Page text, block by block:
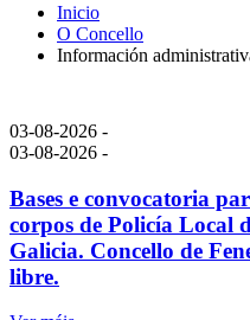
Inicio
O Concello
Información
03-08-2026 -
03-08-2026 -
Bases e convocatoria
corpos de Policía Local
Galicia. Concello de
libre.